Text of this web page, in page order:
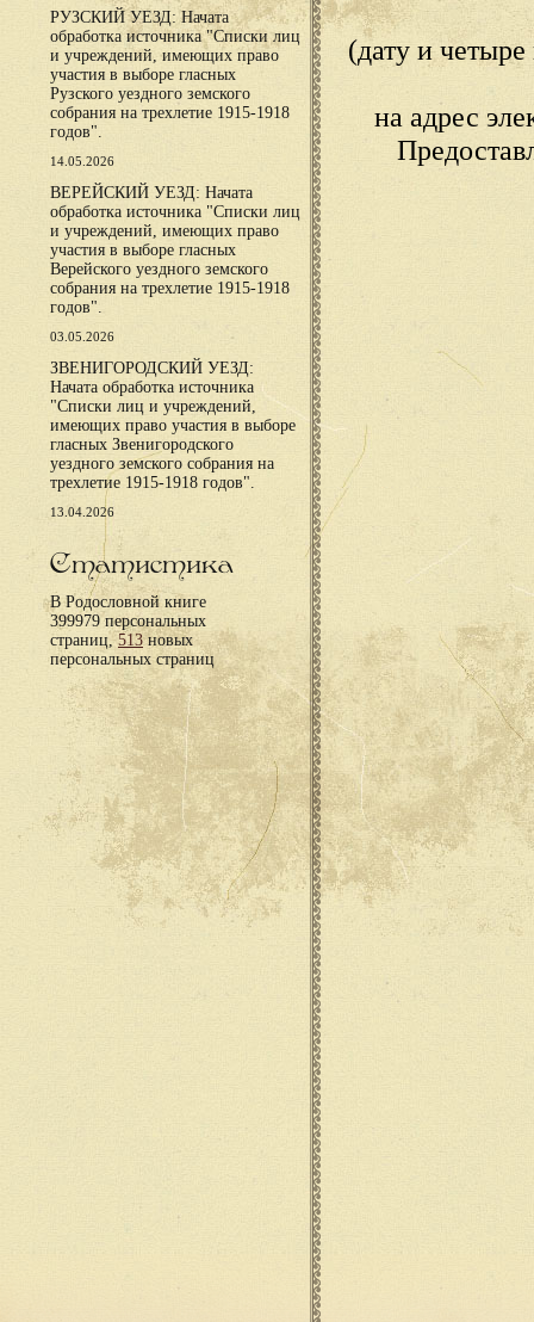
РУЗСКИЙ УЕЗД: Начата
обработка источника "Списки лиц
и учреждений, имеющих право
участия в выборе гласных
Рузского уездного земского
собрания на трехлетие 1915-1918
годов".
14.05.2026
ВЕРЕЙСКИЙ УЕЗД: Начата
обработка источника "Списки лиц
и учреждений, имеющих право
участия в выборе гласных
Верейского уездного земского
собрания на трехлетие 1915-1918
годов".
03.05.2026
ЗВЕНИГОРОДСКИЙ УЕЗД:
Начата обработка источника
"Списки лиц и учреждений,
имеющих право участия в выборе
гласных Звенигородского
уездного земского собрания на
трехлетие 1915-1918 годов".
13.04.2026
Статистика
В Родословной книге
399979 персональных
страниц,513новых
персональных страниц
(дату и
на адрес